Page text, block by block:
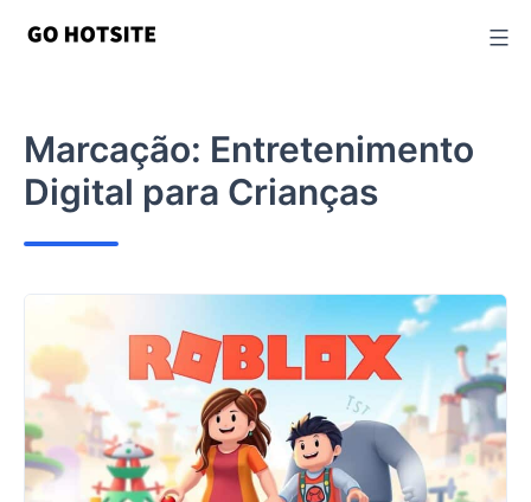
Marcação: Entretenimento
Digital para Crianças